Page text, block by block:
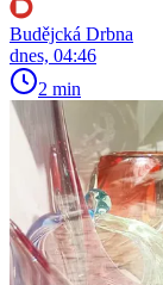
Budějcká Drbna
dnes, 04:46
2 min